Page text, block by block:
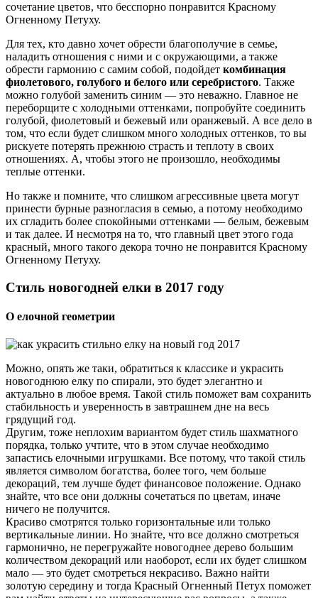
сочетание цветов, что бесспорно понравится Красному
Огненному Петуху.
Для тех, кто давно хочет обрести благополучие в семье,
наладить отношения с ними и с окружающими, а также
обрести гармонию с самим собой, подойдет комбинация
фиолетового, голубого и белого или серебристого. Также
можно голубой заменить синим — это неважно. Главное не
переборщите с холодными оттенками, попробуйте соединить
голубой, фиолетовый и бежевый или оранжевый. А все дело в
том, что если будет слишком много холодных оттенков, то вы
рискуете потерять прежнюю страсть и теплоту в своих
отношениях. А, чтобы этого не произошло, необходимы
теплые оттенки.
Но также и помните, что слишком агрессивные цвета могут
принести бурные разногласия в семью, а потому необходимо
их сгладить более спокойными оттенками — белым, бежевым
и так далее. И несмотря на то, что главный цвет этого года
красный, много такого декора точно не понравится Красному
Огненному Петуху.
Стиль новогодней елки в 2017 году
О елочной геометрии
Можно, опять же таки, обратиться к классике и украсить
новогоднюю елку по спирали, это будет элегантно и
актуально в любое время. Такой стиль поможет вам сохранить
стабильность и уверенность в завтрашнем дне на весь
грядущий год.
Другим, тоже неплохим вариантом будет стиль шахматного
порядка, только учтите, что в этом случае необходимо
запастись елочными игрушками. Все потому, что такой стиль
является символом богатства, более того, чем больше
декораций, тем лучше будет финансовое положение. Однако
знайте, что все они должны сочетаться по цветам, иначе
ничего не получится.
Красиво смотрятся только горизонтальные или только
вертикальные линии. Но знайте, что все должно смотреться
гармонично, не перегружайте новогоднее дерево большим
количеством декораций или наоборот, если их будет слишком
мало — это будет смотреться некрасиво. Важно найти
золотую середину и тогда Красный Огненный Петух поможет